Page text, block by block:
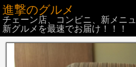
進撃のグルメ
チェーン店、コンビニ、新メニ
新グルメを最速でお届け！！！